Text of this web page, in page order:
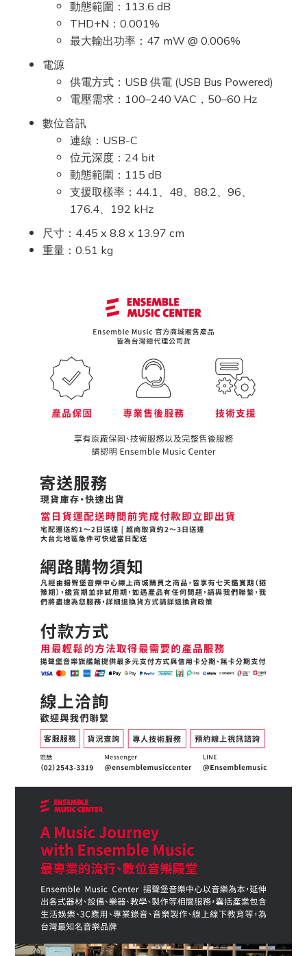
動態範圍：113.6 dB
THD+N：0.001%
最大輸出功率：47 mW @ 0.006%
電源
供電方式：USB 供電 (USB Bus Powered)
電壓需求：100–240 VAC，50–60 Hz
數位音訊
連線：USB-C
位元深度：24 bit
動態範圍：115 dB
支援取樣率：44.1、48、88.2、96、
176.4、192 kHz
尺寸：4.45 x 8.8 x 13.97 cm
重量：0.51 kg